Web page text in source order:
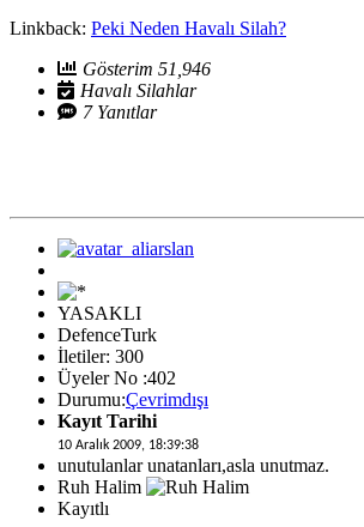
Linkback: Peki Neden Havalı Silah?
Gösterim 51,946
Havalı Silahlar
7 Yanıtlar
YASAKLI
DefenceTurk
İletiler: 300
Üyeler No :402
Durumu:Çevrimdışı
Kayıt Tarihi
10 Aralık 2009, 18:39:38
unutulanlar unatanları,asla unutmaz.
Ruh Halim
Kayıtlı